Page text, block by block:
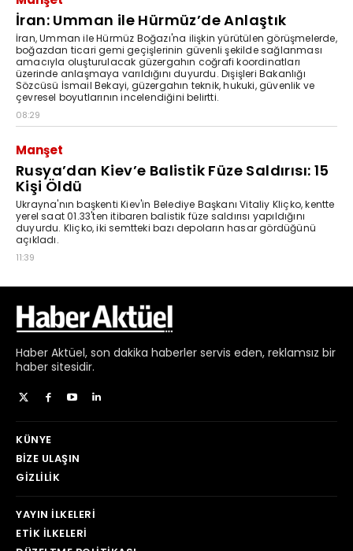
Haber Aktüel, son dakika haberler servis eden, reklamsız bir
haber sitesidir.
KÜNYE
BIZE ULAŞIN
GIZLILIK
YAYIN İLKELERI
ETIK İLKELERI